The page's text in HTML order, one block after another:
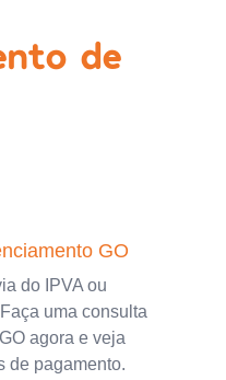
de
GO
do IPVA ou
uma consulta
agora e veja
de pagamento.